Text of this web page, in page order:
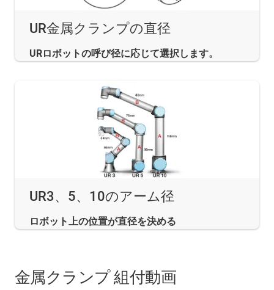
UR金属クランプの直径
URロボットの呼び径に応じて選択します。
UR3、5、10のアーム径
ロボット上の位置が直径を決める
金属クランプ 組付動画